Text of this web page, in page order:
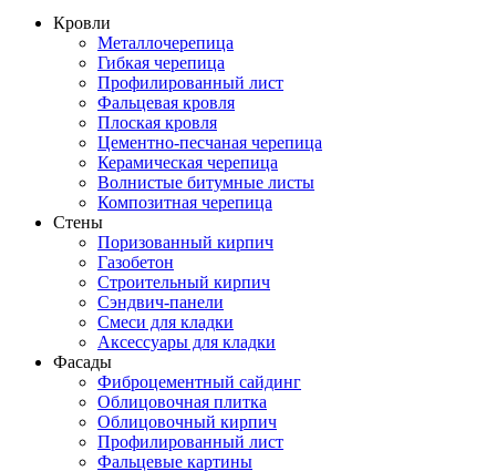
Кровли
Металлочерепица
Гибкая черепица
Профилированный лист
Фальцевая кровля
Плоская кровля
Цементно-песчаная черепица
Керамическая черепица
Волнистые битумные листы
Композитная черепица
Стены
Поризованный кирпич
Газобетон
Строительный кирпич
Сэндвич-панели
Смеси для кладки
Аксессуары для кладки
Фасады
Фиброцементный сайдинг
Облицовочная плитка
Облицовочный кирпич
Профилированный лист
Фальцевые картины